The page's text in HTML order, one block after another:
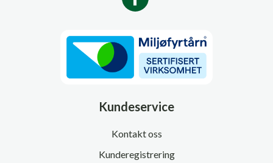
Kundeservice
Kontakt oss
Kunderegistrering